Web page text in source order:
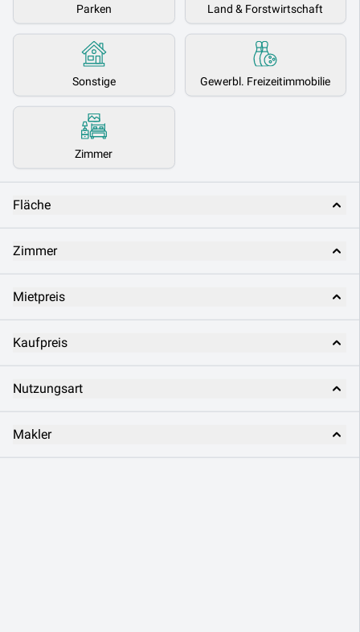
Parken Land & Forstwirtschaft
Sonstige Gewerbl. Freizeitimmobilie
Zimmer
Fläche
Zimmer
Mietpreis
Kaufpreis
Nutzungsart
Makler